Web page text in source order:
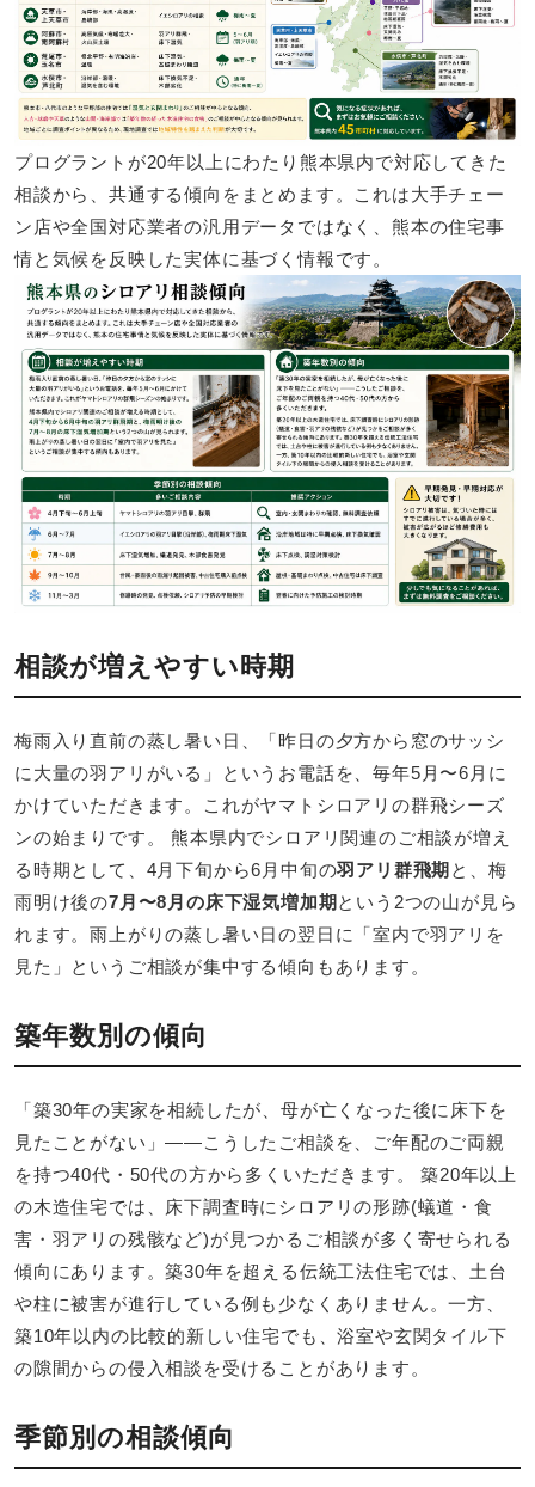
プログラントが20年以上にわたり熊本県内で対応してきた
相談から、共通する傾向をまとめます。これは大手チェー
ン店や全国対応業者の汎用データではなく、熊本の住宅事
情と気候を反映した実体に基づく情報です。
相談が増えやすい時期
梅雨入り直前の蒸し暑い日、「昨日の夕方から窓のサッシ
に大量の羽アリがいる」というお電話を、毎年5月〜6月に
かけていただきます。これがヤマトシロアリの群飛シーズ
ンの始まりです。 熊本県内でシロアリ関連のご相談が増え
る時期として、4月下旬から6月中旬の羽アリ群飛期 と、梅
雨明け後の7月〜8月の床下湿気増加期 という2つの山が見ら
れます。雨上がりの蒸し暑い日の翌日に「室内で羽アリを
見た」というご相談が集中する傾向もあります。
築年数別の傾向
「築30年の実家を相続したが、母が亡くなった後に床下を
見たことがない」――こうしたご相談を、ご年配のご両親
を持つ40代・50代の方から多くいただきます。 築20年以上
の木造住宅では、床下調査時にシロアリの形跡(蟻道・食
害・羽アリの残骸など)が見つかるご相談が多く寄せられる
傾向にあります。築30年を超える伝統工法住宅では、土台
や柱に被害が進行している例も少なくありません。一方、
築10年以内の比較的新しい住宅でも、浴室や玄関タイル下
の隙間からの侵入相談を受けることがあります。
季節別の相談傾向